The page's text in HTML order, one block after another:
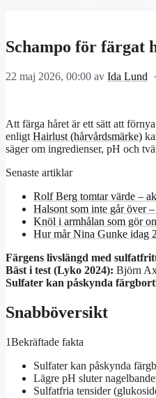
Schampo för färgat
22 maj 2026, 00:00 av Ida Lund ·
Att färga håret är ett sätt att
enligtHairlust (hårvårdsmärke)
säger om ingredienser, pH och
Senaste artiklar
Rolf Berg tomtar värde –
Halsont som inte går över
Knöl i armhålan som gör
Hur mår Nina Gunke idag
Färgens livslängd med
Bäst i test (Lyko 2024): Björn
Sulfater kan påskynda
Snabböversikt
1Bekräftade fakta
Sulfater kan påskynda
Lägre pH sluter
Sulfatfria tensider